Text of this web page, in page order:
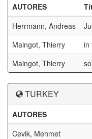
AUTORES
Herrmann, Andreas
Maingot, Thierry
in
Maingot, Thierry
TURKEY
AUTORES
Cevik, Mehmet